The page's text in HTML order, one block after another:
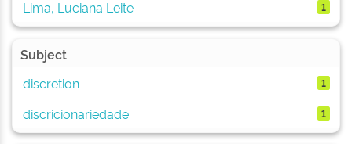
Lima, Luciana Leite 1
Subject
discretion
1
discricionariedade 1